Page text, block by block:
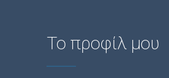
Το προφίλ μου